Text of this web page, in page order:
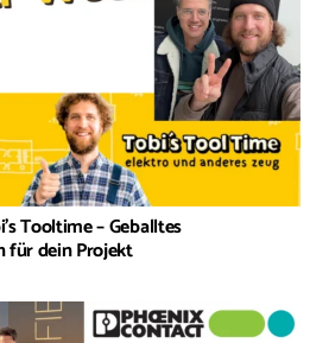
Tooltime – Geballtes
für dein Projekt